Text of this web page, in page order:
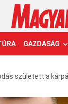
GAZDASÁG
született a